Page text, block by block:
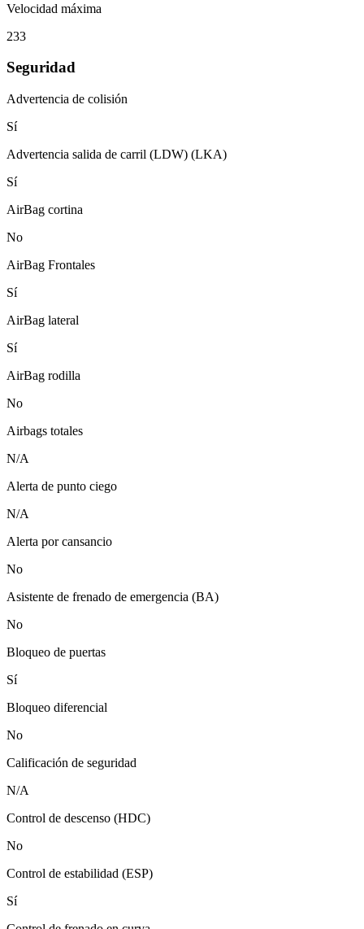
Velocidad máxima
233
Seguridad
Advertencia de colisión
Sí
Advertencia salida de carril (LDW) (LKA)
Sí
AirBag cortina
No
AirBag Frontales
Sí
AirBag lateral
Sí
AirBag rodilla
No
Airbags totales
N/A
Alerta de punto ciego
N/A
Alerta por cansancio
No
Asistente de frenado de emergencia (BA)
No
Bloqueo de puertas
Sí
Bloqueo diferencial
No
Calificación de seguridad
N/A
Control de descenso (HDC)
No
Control de estabilidad (ESP)
Sí